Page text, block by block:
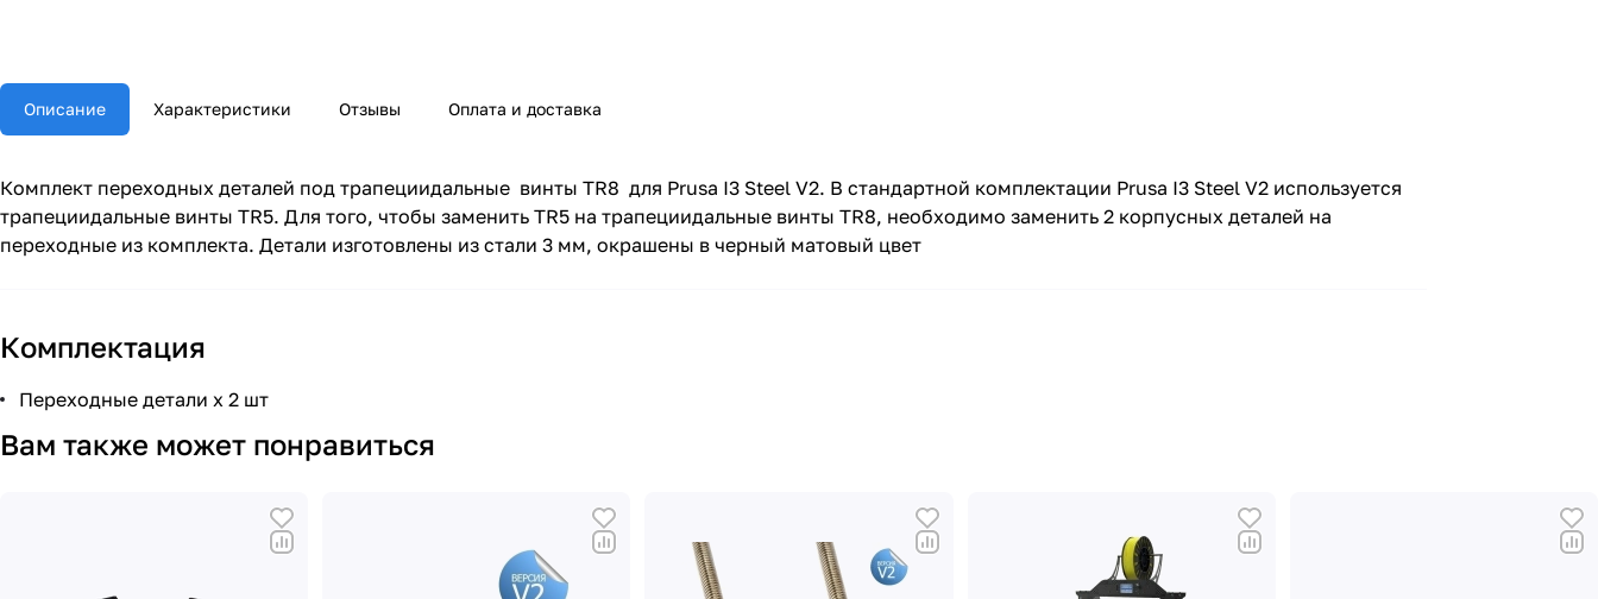
Описание Характеристики Отзывы Оплата и доставка
Комплект переходных деталей под трапециидальные винты TR8 для Prusa I3 Steel V2. В стандартной комплектации Prusa I3 Steel V2 используется
трапециидальные винты TR5. Для того, чтобы заменить TR5 на трапециидальные винты TR8, необходимо заменить 2 корпусных деталей на
переходные из комплекта. Детали изготовлены из стали 3 мм, окрашены в черный матовый цвет
Комплектация
Переходные детали х 2 шт
Вам также может понравиться